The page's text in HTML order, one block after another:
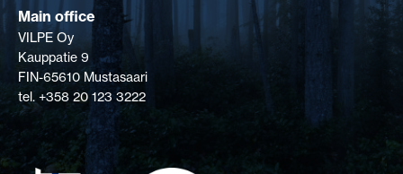
Main office
VILPE Oy
Kauppatie 9
FIN-65610 Mustasaari
tel. +358 20 123 3222